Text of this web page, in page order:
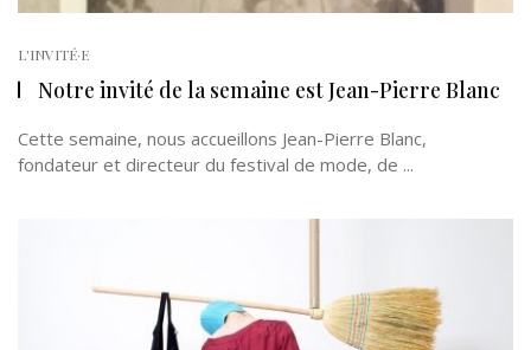
L'INVITÉ·E
Notre invité de la semaine est Jean-Pierre Blanc
Cette semaine, nous accueillons Jean-Pierre Blanc,
fondateur et directeur du festival de mode, de ...